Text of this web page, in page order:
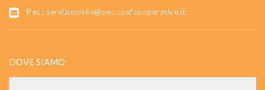
Pec : serviziocivile@pec.confcooperative.it
DOVE SIAMO